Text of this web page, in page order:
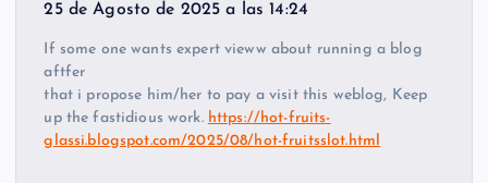
25 de Agosto de 2025 a las 14:24
If some one wants expert vieww about running a blog
aftfer
that i propose him/her to pay a visit this weblog, Keep
up the fastidious work. https://hot-fruits-
glassi.blogspot.com/2025/08/hot-fruitsslot.html